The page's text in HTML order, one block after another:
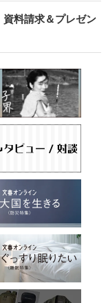
料請求＆プレゼン